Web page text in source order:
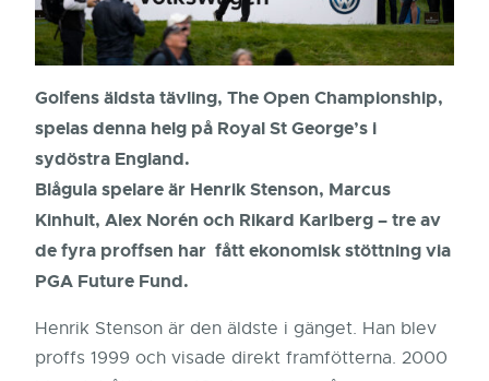
Golfens äldsta tävling, The Open Championship,
spelas denna helg på Royal St George’s i
sydöstra England.
Blågula spelare är Henrik Stenson, Marcus
Kinhult, Alex Norén och Rikard Karlberg – tre av
de fyra proffsen har fått ekonomisk stöttning via
PGA Future Fund.
Henrik Stenson är den äldste i gänget. Han blev
proffs 1999 och visade direkt framfötterna. 2000